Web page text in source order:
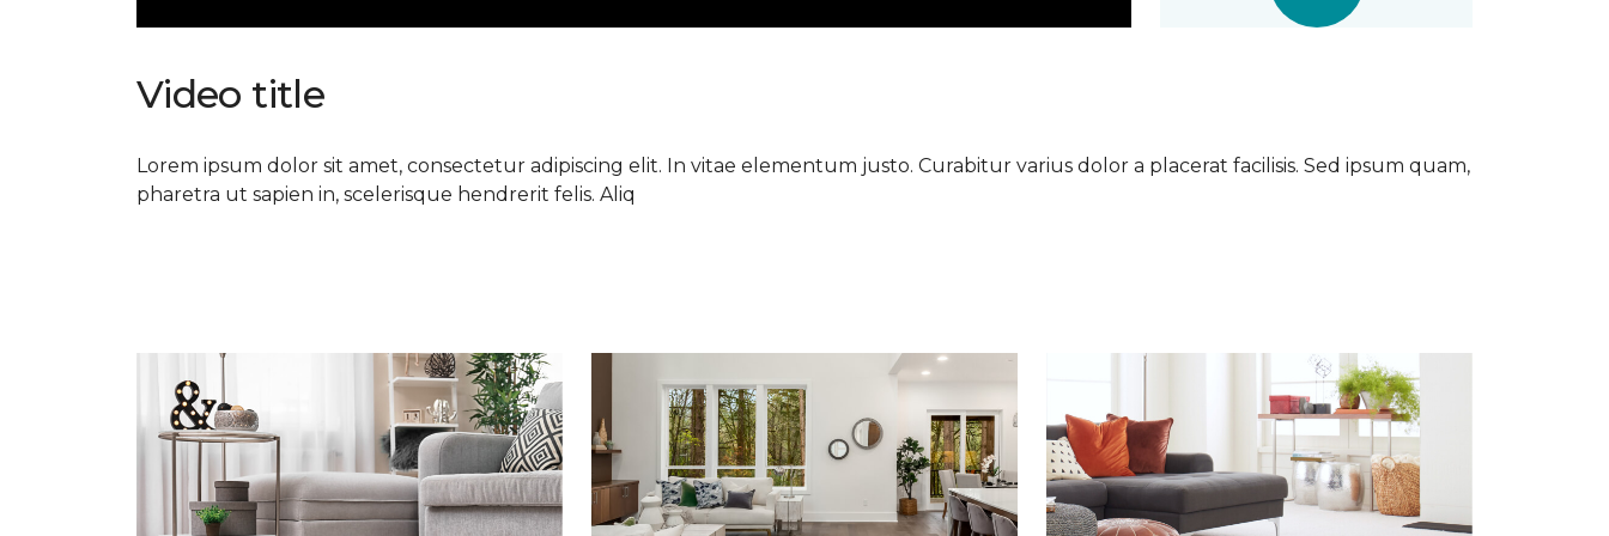
Video title
Lorem ipsum dolor sit amet, consectetur adipiscing elit. In vitae elementum justo. Curabitur varius dolor a placerat facilisis. Sed ipsum quam,
pharetra ut sapien in, scelerisque hendrerit felis. Aliq